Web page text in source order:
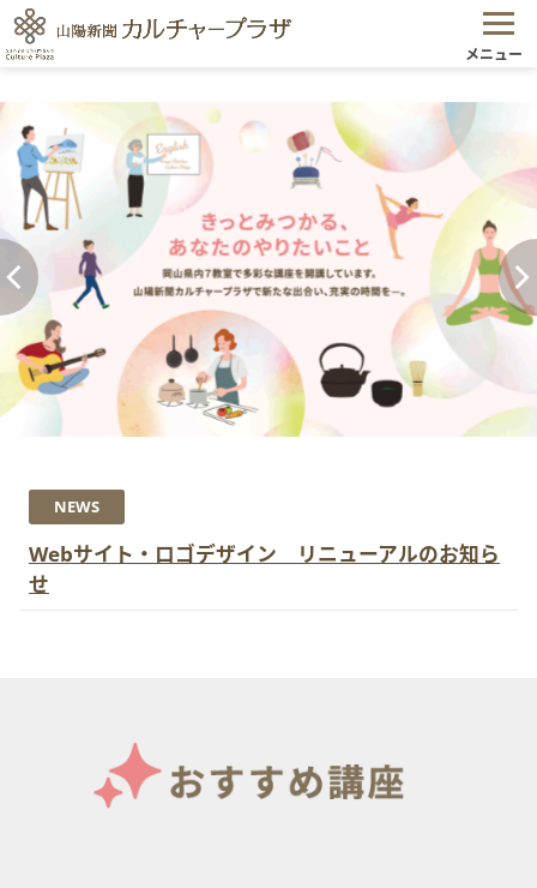
メニュー
NEWS
Webサイト・ロゴデザイン リニューアルのお知ら
せ